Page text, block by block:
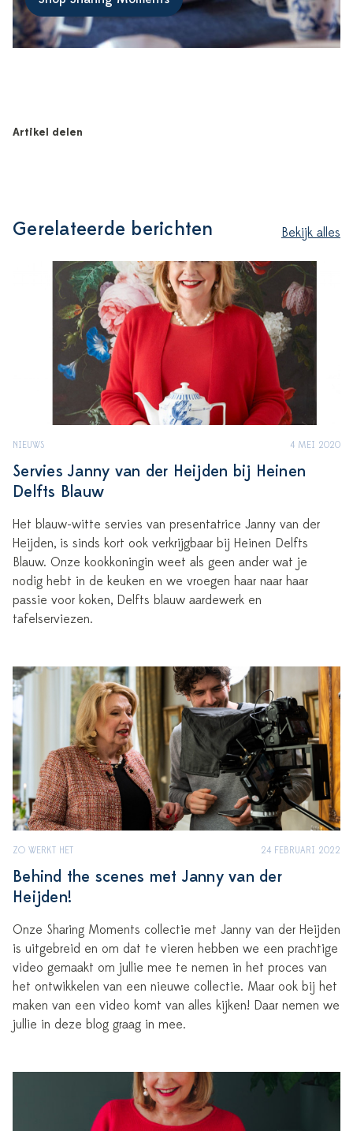
Artikel delen
Gerelateerde berichten Bekijk alles
NIEUWS 4 MEI 2020
Servies Janny van der Heijden bij Heinen
Delfts Blauw
Het blauw-witte servies van presentatrice Janny van der
Heijden, is sinds kort ook verkrijgbaar bij Heinen Delfts
Blauw. Onze kookkoningin weet als geen ander wat je
nodig hebt in de keuken en we vroegen haar naar haar
passie voor koken, Delfts blauw aardewerk en
tafelserviezen.
ZO WERKT HET 24 FEBRUARI 2022
Behind the scenes met Janny van der
Heijden!
Onze Sharing Moments collectie met Janny van der Heijden
is uitgebreid en om dat te vieren hebben we een prachtige
video gemaakt om jullie mee te nemen in het proces van
het ontwikkelen van een nieuwe collectie. Maar ook bij het
maken van een video komt van alles kijken! Daar nemen we
jullie in deze blog graag in mee.